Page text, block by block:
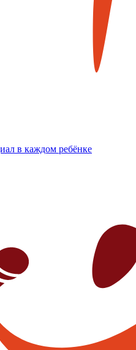
в каждом ребёнке